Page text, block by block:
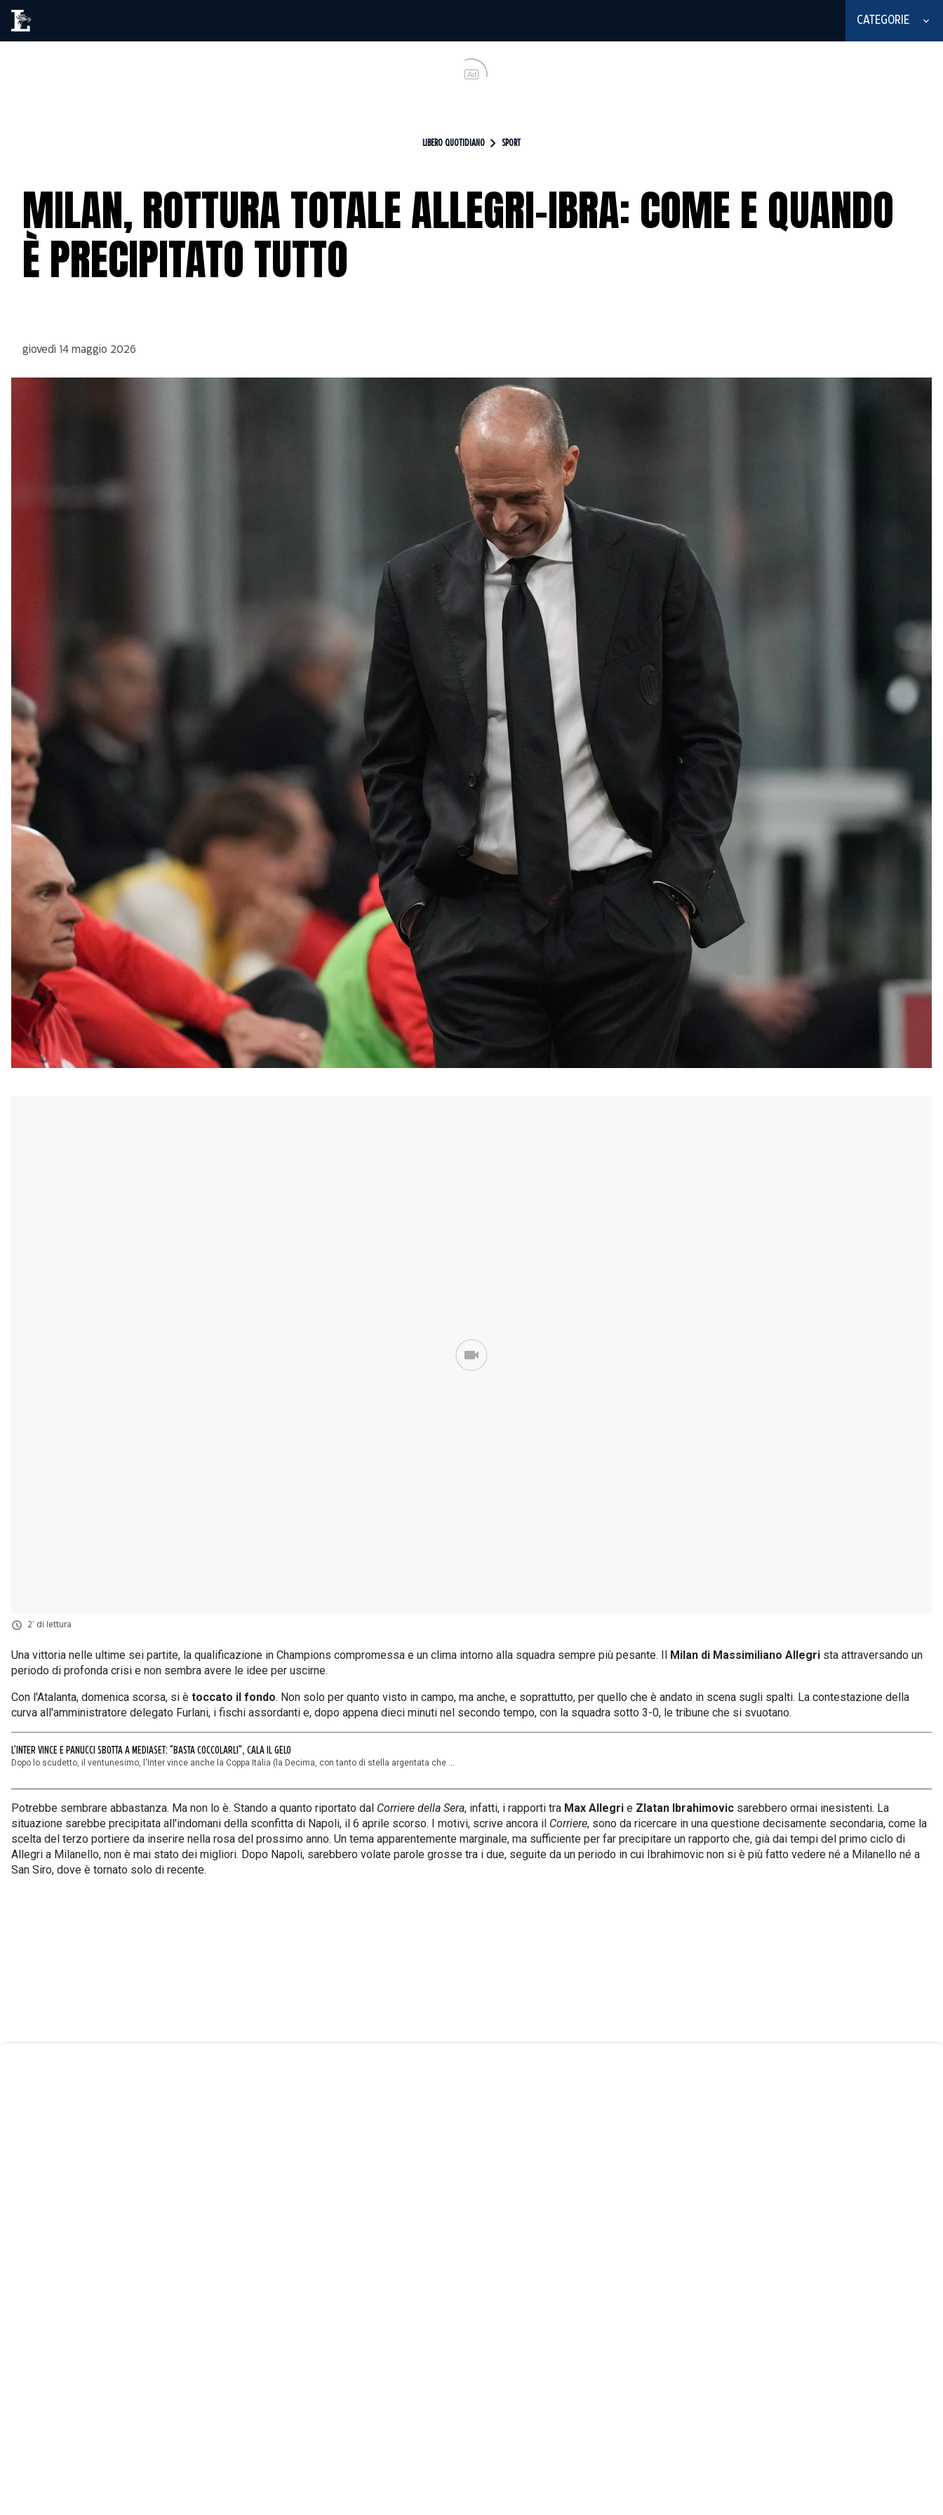
CATEGORIE
Ad
LIBERO QUOTIDIANO SPORT
MILAN, ROTTURA TOTALE ALLEGRI-IBRA: COME E QUANDO
È PRECIPITATO TUTTO
giovedì 14 maggio 2026
2' di lettura
Una vittoria nelle ultime sei partite, la qualificazione in Champions compromessa e un clima intorno alla squadra sempre più pesante. Il Milan di Massimiliano Allegri sta attraversando un
periodo di profonda crisi e non sembra avere le idee per uscirne.
Con l'Atalanta, domenica scorsa, si è toccato il fondo. Non solo per quanto visto in campo, ma anche, e soprattutto, per quello che è andato in scena sugli spalti. La contestazione della
curva all'amministratore delegato Furlani, i fischi assordanti e, dopo appena dieci minuti nel secondo tempo, con la squadra sotto 3-0, le tribune che si svuotano.
L'INTER VINCE E PANUCCI SBOTTA A MEDIASET: "BASTA COCCOLARLI", CALA IL GELO
Dopo lo scudetto, il ventunesimo, l'Inter vince anche la Coppa Italia (la Decima, con tanto di stella argentata che ...
Potrebbe sembrare abbastanza. Ma non lo è. Stando a quanto riportato dal Corriere della Sera, infatti, i rapporti tra Max Allegri e Zlatan Ibrahimovic sarebbero ormai inesistenti. La
situazione sarebbe precipitata all'indomani della sconfitta di Napoli, il 6 aprile scorso. I motivi, scrive ancora il Corriere, sono da ricercare in una questione decisamente secondaria, come la
scelta del terzo portiere da inserire nella rosa del prossimo anno. Un tema apparentemente marginale, ma sufficiente per far precipitare un rapporto che, già dai tempi del primo ciclo di
Allegri a Milanello, non è mai stato dei migliori. Dopo Napoli, sarebbero volate parole grosse tra i due, seguite da un periodo in cui Ibrahimovic non si è più fatto vedere né a Milanello né a
San Siro, dove è tornato solo di recente.